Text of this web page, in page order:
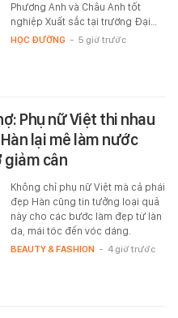
Phương Anh và Châu Anh tốt
nghiệp Xuất sắc tại trường Đại…
HỌC ĐƯỜNG - 5 giờ trước
Phụ nữ Việt thi nhau
lại mê làm nước
giảm cân
Không chỉ phụ nữ Việt mà cả phái
đẹp Hàn cũng tin tưởng loại quả
này cho các bước làm đẹp từ làn
da, mái tóc đến vóc dáng.
BEAUTY & FASHION - 4 giờ trước